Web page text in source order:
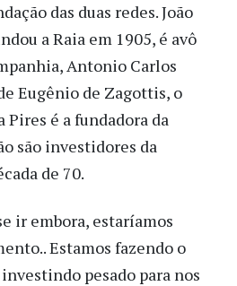
das duas redes. João
a Raia em 1905, é avô
Antonio Carlos
Eugênio de Zagottis, o
Pires é a fundadora da
são investidores da
de 70.
ir embora, estaríamos
Estamos fazendo o
pesado para nos